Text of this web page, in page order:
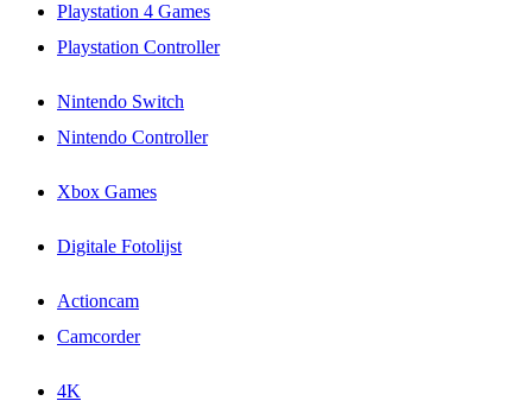
Playstation 4 Games
Playstation Controller
Nintendo Switch
Nintendo Controller
Xbox Games
Digitale Fotolijst
Actioncam
Camcorder
4K